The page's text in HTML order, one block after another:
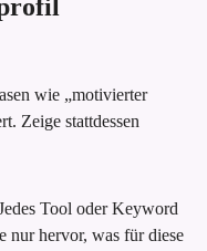
wie „motivierter
Zeige stattdessen
Tool oder Keyword
nur hervor, was für diese